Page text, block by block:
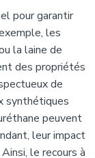
pour garantir
les
la laine de
des propriétés
de
synthétiques
peuvent
leur impact
le recours à